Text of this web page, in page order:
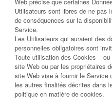
Utilisateurs sont libres de ne pas
de conséquences sur la
Service.
Les Utilisateurs qui auraient des
personnelles obligatoires sont
Toute utilisation des Cookies –
site Web ou par les propriétaires
site Web vise à fournir le Service
les autres finalités décrites dans
politique en matière de cookies.